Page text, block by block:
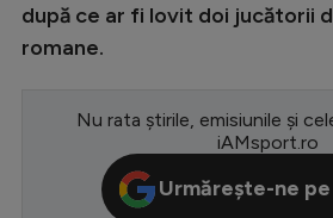
Europa League
CM 2026
Premier League
LaLiga
după ce ar fi lovit doi jucătorii
romane.
Nu rata știrile, emisiunile și
iAMsport.ro
Urmărește-ne